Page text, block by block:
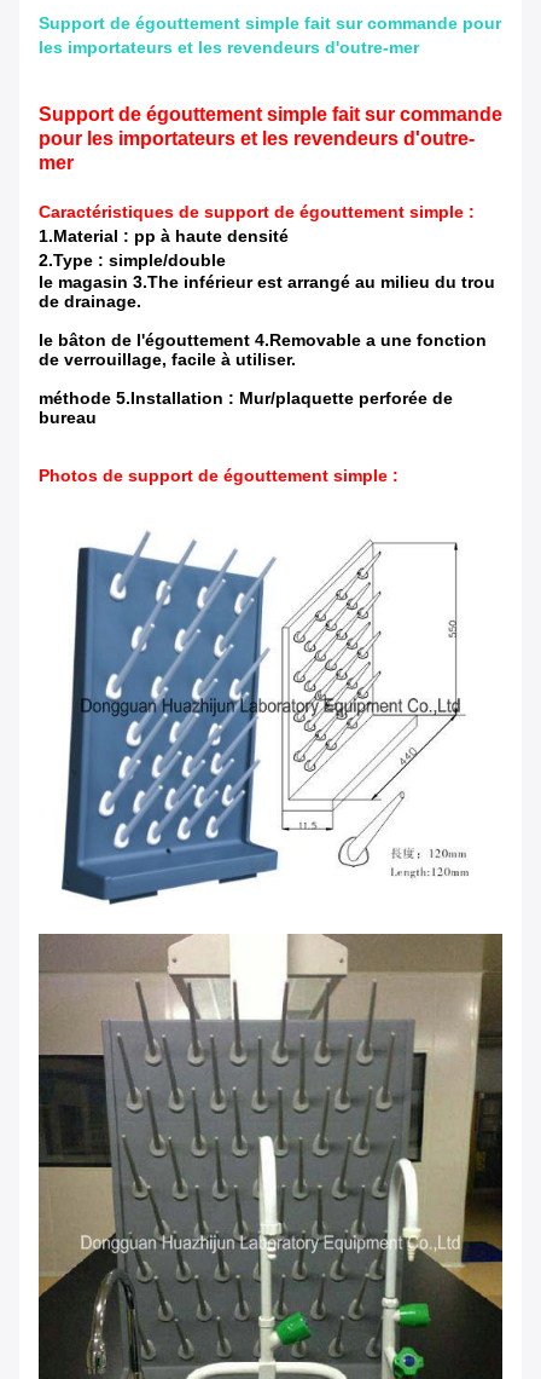
Support de égouttement simple fait sur commande pour
les importateurs et les revendeurs d'outre-mer
Support de égouttement simple fait sur commande
pour les importateurs et les revendeurs d'outre-
mer
Caractéristiques de support de égouttement simple :
1.Material : pp à haute densité
2.Type : simple/double
le magasin 3.The inférieur est arrangé au milieu du trou
de drainage.
le bâton de l'égouttement 4.Removable a une fonction
de verrouillage, facile à utiliser.
méthode 5.Installation : Mur/plaquette perforée de
bureau
Photos de support de égouttement simple :